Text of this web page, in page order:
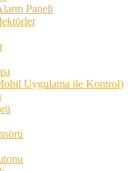
Paneli
Uygulama ile Kontrol)